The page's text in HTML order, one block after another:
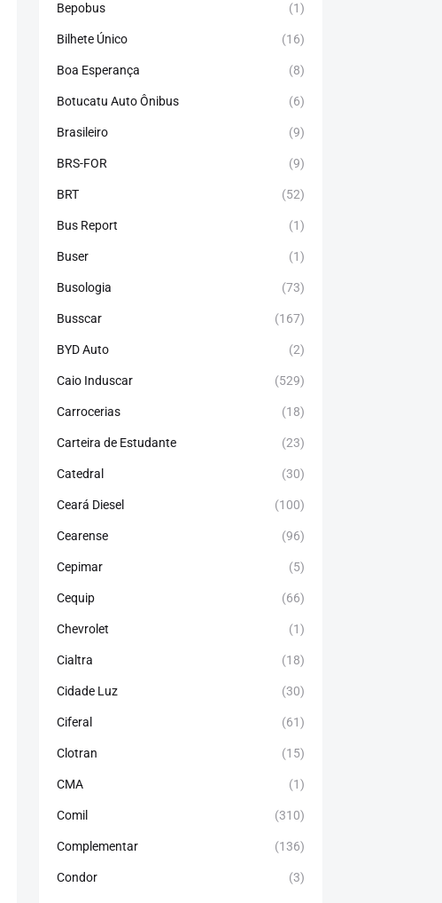
Bepobus (1)
Bilhete Único (16)
Boa Esperança (8)
Botucatu Auto Ônibus (6)
Brasileiro (9)
BRS-FOR (9)
BRT (52)
Bus Report (1)
Buser (1)
Busologia (73)
Busscar (167)
BYD Auto (2)
Caio Induscar (529)
Carrocerias (18)
Carteira de Estudante (23)
Catedral (30)
Ceará Diesel (100)
Cearense (96)
Cepimar (5)
Cequip (66)
Chevrolet (1)
Cialtra (18)
Cidade Luz (30)
Ciferal (61)
Clotran (15)
CMA (1)
Comil (310)
Complementar (136)
Condor (3)